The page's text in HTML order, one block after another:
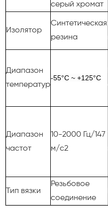
серый хромат
Изолятор
Синтетическая
резина
Диапазон
температур
-55°С ~ +125°С
Диапазон
частот
10-2000 Гц/147
м/с2
Тип вязки
Резьбовое
соединение